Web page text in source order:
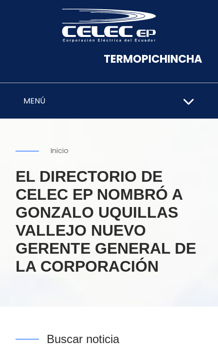
TERMOPICHINCHA
MENÚ
Inicio
EL DIRECTORIO DE
CELEC EP NOMBRÓ A
GONZALO UQUILLAS
VALLEJO NUEVO
GERENTE GENERAL DE
LA CORPORACIÓN
Buscar noticia